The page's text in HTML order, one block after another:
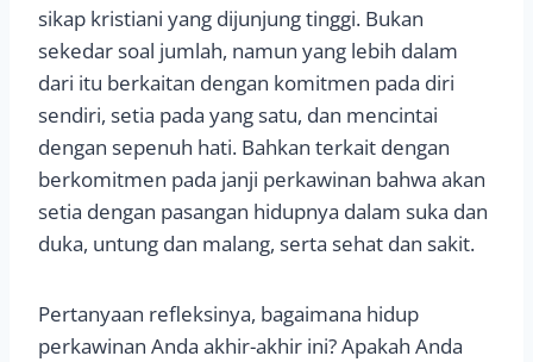
sikap kristiani yang dijunjung tinggi. Bukan
sekedar soal jumlah, namun yang lebih dalam
dari itu berkaitan dengan komitmen pada diri
sendiri, setia pada yang satu, dan mencintai
dengan sepenuh hati. Bahkan terkait dengan
berkomitmen pada janji perkawinan bahwa akan
setia dengan pasangan hidupnya dalam suka dan
duka, untung dan malang, serta sehat dan sakit.
Pertanyaan refleksinya, bagaimana hidup
perkawinan Anda akhir-akhir ini? Apakah Anda